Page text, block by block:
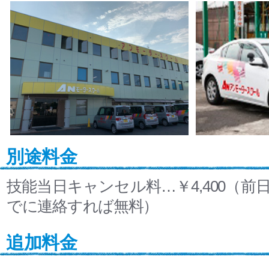
別途料金
技能当日キャンセル料…￥4,400（前
でに連絡すれば無料）
追加料金